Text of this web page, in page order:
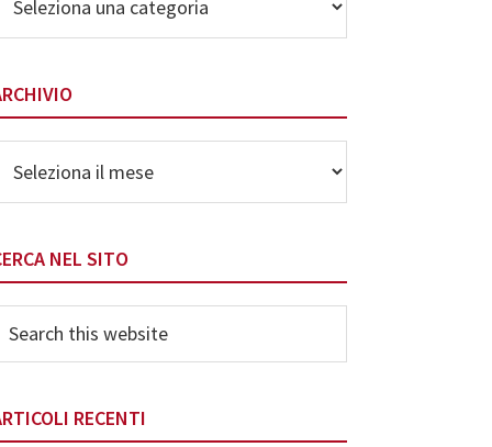
delle
NEL SITO
this
RECENTI